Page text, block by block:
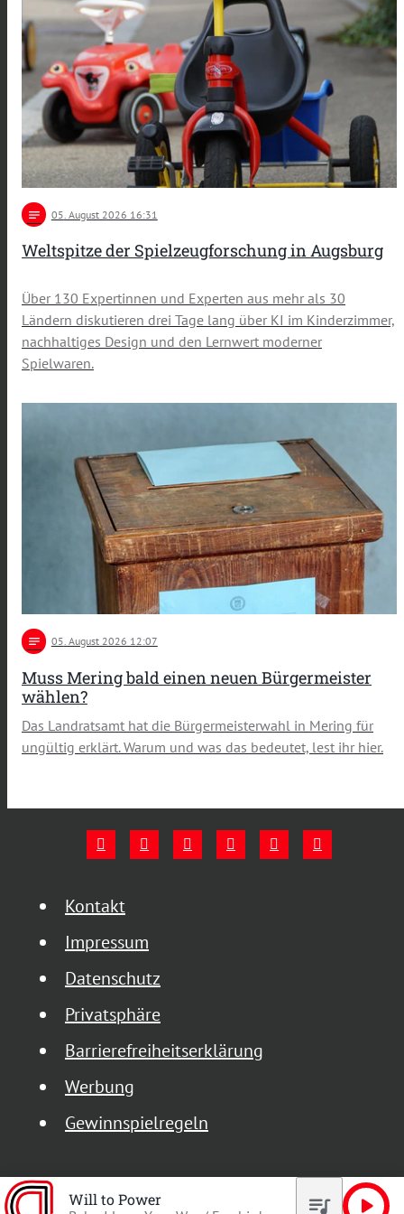
notes 05 . August 2026 16:31
Weltspitze der Spielzeugforschung in Augsburg
Über 130 Expertinnen und Experten aus mehr als 30
Ländern diskutieren drei Tage lang über KI im Kinderzimmer,
nachhaltiges Design und den Lernwert moderner
Spielwaren.
notes 05. August 2026 12:07
Muss Mering bald einen neuen Bürgermeister
wählen?
Das Landratsamt hat die Bürgermeisterwahl in Mering für
ungültig erklärt. Warum und was das bedeutet, lest ihr hier.
Kontakt
Impressum
Datenschutz
Privatsphäre
Barrierefreiheitserklärung
Werbung
Gewinnspielregeln
Will to Power play_arrow
queue_music